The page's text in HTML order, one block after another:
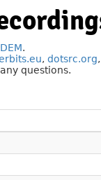
.
, dotsrc.org
questions.